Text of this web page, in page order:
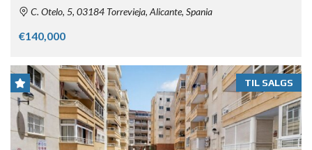
C. Otelo, 5, 03184 Torrevieja, Alicante, Spania
€140,000
TIL SALGS